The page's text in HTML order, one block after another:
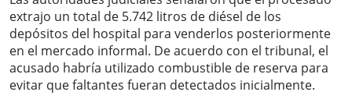
extrajo un total de 5.742 litros de diésel de los
depósitos del hospital para venderlos posteriormente
en el mercado informal. De acuerdo con el tribunal, el
acusado habría utilizado combustible de reserva para
evitar que faltantes fueran detectados inicialmente.